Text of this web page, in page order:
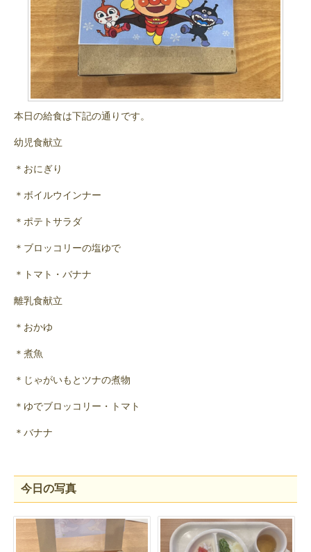
本日の給食は下記の通りです。
幼児食献立
＊おにぎり
＊ボイルウインナー
＊ポテトサラダ
＊ブロッコリーの塩ゆで
＊トマト・バナナ
離乳食献立
＊おかゆ
＊煮魚
＊じゃがいもとツナの煮物
＊ゆでブロッコリー・トマト
＊バナナ
今日の写真